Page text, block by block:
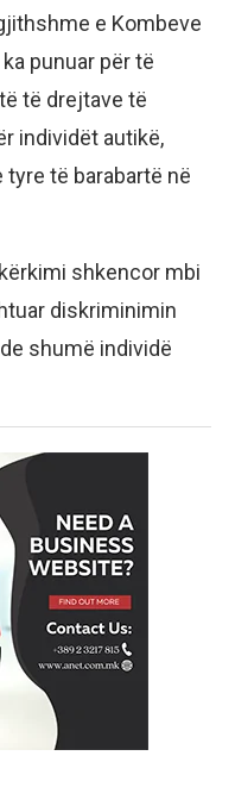
e Kombeve
punuar për të
të drejtave të
individët autikë,
të barabartë në
shkencor mbi
diskriminimin
shumë individë